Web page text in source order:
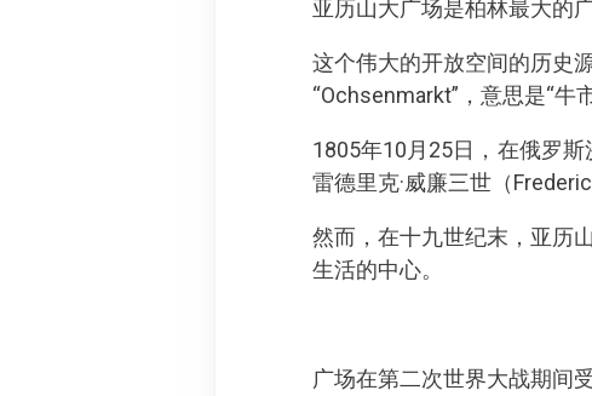
亚历山大广场是柏林最大的
这个伟大的开放空间的历史
“Ochsenmarkt”，意思是“牛市
1805年10月25日，在俄罗
雷德里克·威廉三世（
然而，在十九世纪末，亚历
生活的中心。
广场在第二次世界大战期间